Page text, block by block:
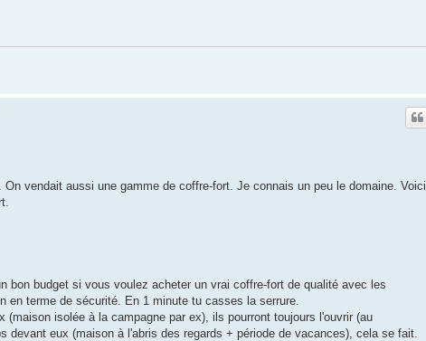
vendait aussi une gamme de coffre-fort. Je connais un peu le domaine. Voici
bon budget si vous voulez acheter un vrai coffre-fort de qualité avec les
terme de sécurité. En 1 minute tu casses la serrure.
isolée à la campagne par ex), ils pourront toujours l'ouvrir (au
eux (maison à l'abris des regards + période de vacances), cela se fait.